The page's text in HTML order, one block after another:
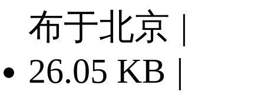
布于北京 |
26.05 KB |